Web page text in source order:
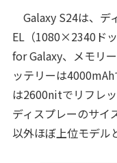
Galaxy S24は、デ
EL（1080×2340ド
for Galaxy、メモリ
ッテリーは
は2600nitでリフレ
ディスプレーのサイ
以外ほぼ上位モデル